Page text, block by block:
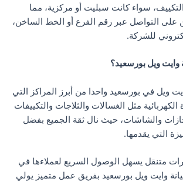
سواء كانت سبليت أو مركزية، مما
على التواصل عبر رقم الفرع أو الخط الساخن،
للشركة.
وايت ويل بورسعيد؟
ويل في بورسعيد واحدا من أبرز المراكز التي
الكهربائية مثل الغسالات والثلاجات والتكييفات
والشاشات، حيث نال ثقة الجميع بفضل
التي يقدمها.
متنقل يسهل الوصول السريع لعملاءها في
وايت ويل بورسعيد بفريق عمل متميز يولي